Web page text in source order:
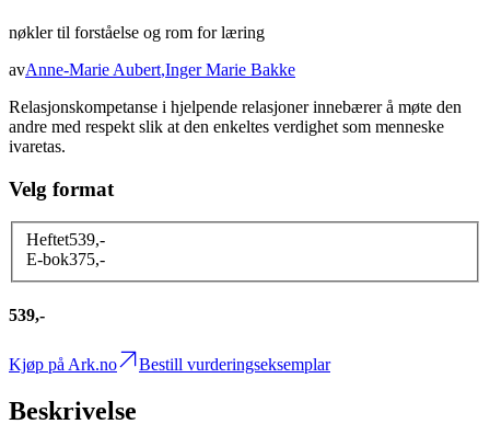
nøkler til forståelse og rom for læring
avAnne-Marie Aubert,Inger Marie Bakke
Relasjonskompetanse i hjelpende relasjoner innebærer å møte den
andre med respekt slik at den enkeltes verdighet som menneske
ivaretas.
Velg format
Heftet539,-
E-bok375,-
539,-
Kjøp på Ark.no Bestill vurderingseksemplar
Beskrivelse